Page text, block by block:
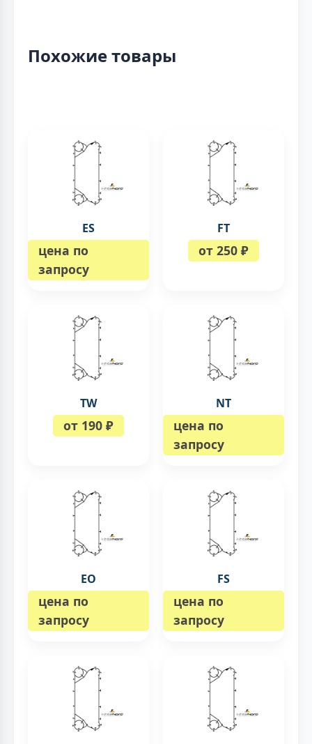
Похожие товары
ES
цена по
запросу
FT
от 250 ₽
TW
от 190 ₽
NT
цена по
запросу
EO
цена по
запросу
FS
цена по
запросу